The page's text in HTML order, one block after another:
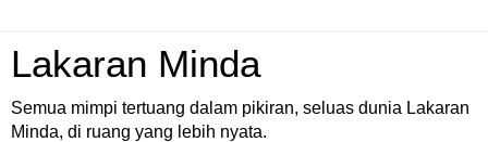
Lakaran Minda
Semua mimpi tertuang dalam pikiran, seluas dunia Lakaran
Minda, di ruang yang lebih nyata.